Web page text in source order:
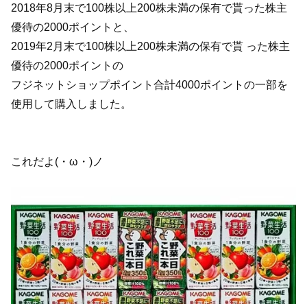
2018年8月末で100株以上200株未満の保有で貰った株主
優待の2000ポイントと、
2019年2月末で100株以上200株未満の保有で貰 った株主
優待の2000ポイントの
フジネットショップポイント合計4000ポイントの一部を
使用して購入しました。
これだよ(・ω・)ノ